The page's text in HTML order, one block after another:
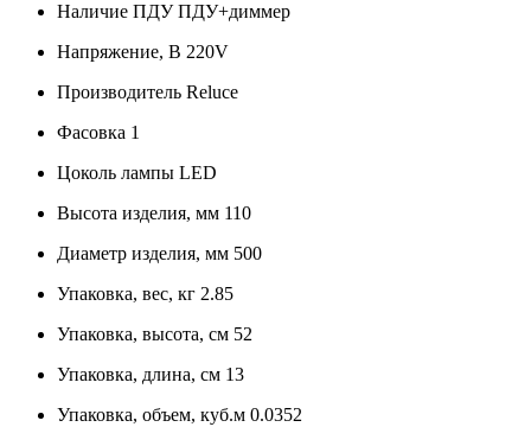
Наличие ПДУ ПДУ+диммер
Напряжение, В 220V
Производитель Reluce
Фасовка 1
Цоколь лампы LED
Высота изделия, мм 110
Диаметр изделия, мм 500
Упаковка, вес, кг 2.85
Упаковка, высота, см 52
Упаковка, длина, см 13
Упаковка, объем, куб.м 0.0352